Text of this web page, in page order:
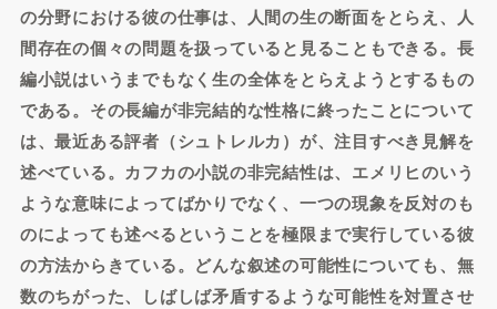
の分野における彼の仕事は、人間の生の断面をとらえ、人
間存在の個々の問題を扱っていると見ることもできる。長
編小説はいうまでもなく生の全体をとらえようとするもの
である。その長編が非完結的な性格に終ったことについて
は、最近ある評者（シュトレルカ）が、注目すべき見解を
述べている。カフカの小説の非完結性は、エメリヒのいう
ような意味によってばかりでなく、一つの現象を反対のも
のによっても述べるということを極限まで実行している彼
の方法からきている。どんな叙述の可能性についても、無
数のちがった、しばしば矛盾するような可能性を対置させ